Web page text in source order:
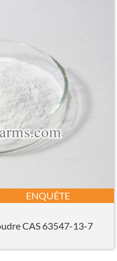
ENQUÊTE
CAS 63547-13-7